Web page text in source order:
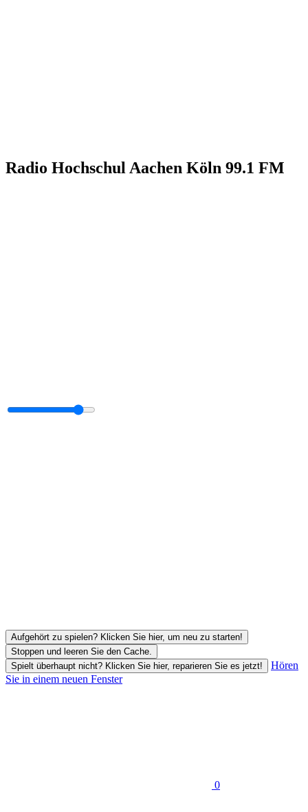
Radio Hochschul Aachen Köln 99.1 FM
Aufgehört zu spielen? Klicken Sie hier, um neu zu starten!
Stoppen und leeren Sie den Cache.
Spielt überhaupt nicht? Klicken Sie hier, reparieren Sie es jetzt!
Hören
Sie in einem neuen Fenster
0